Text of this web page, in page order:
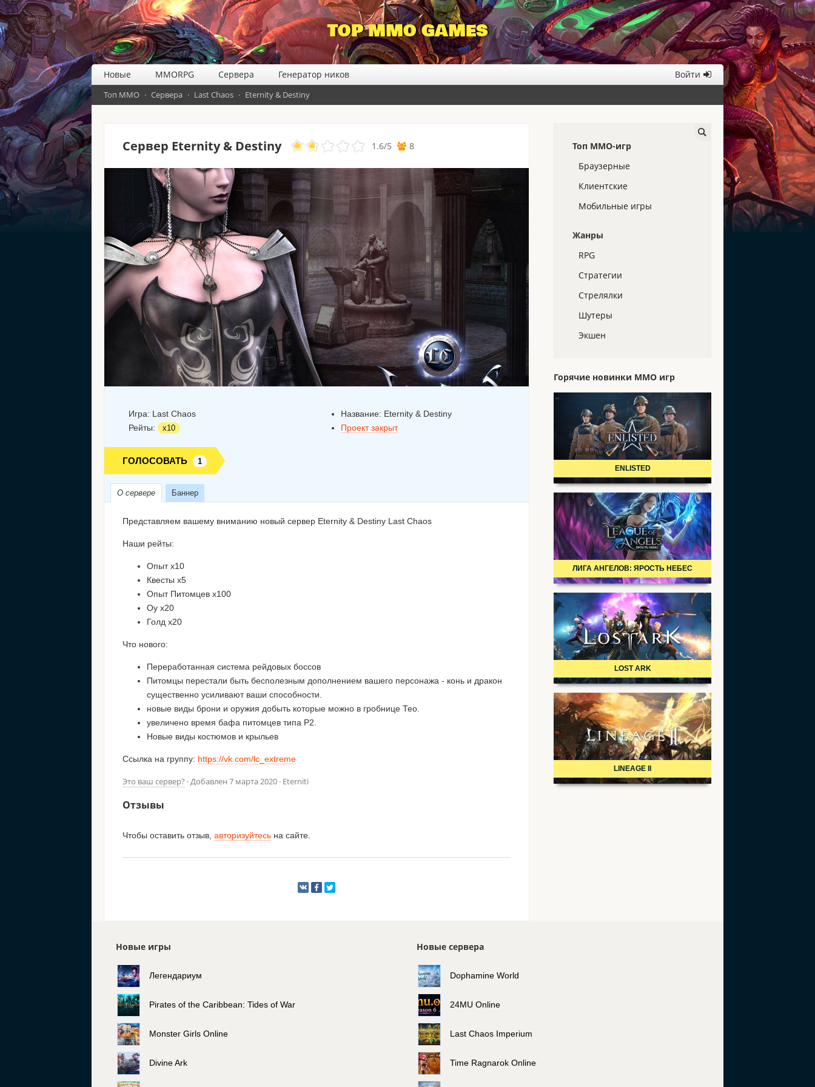
TOP MMO GAMES
Новые MMORPG Сервера Генератор ников Войти
Топ ММО · Сервера · Last Chaos · Eternity & Destiny
Сервер Eternity & Destiny 1.6/5 8
Игра: Last Chaos
Рейты:
х10
Название: Eternity & Destiny
Проект закрыт
ГОЛОСОВАТЬ 1
О сервере Баннер
Представляем вашему вниманию новый сервер Eternity & Destiny Last Chaos
Наши рейты:
Опыт х10
Квесты х5
Опыт Питомцев х100
Оу х20
Голд х20
Что нового:
Переработанная система рейдовых боссов
Питомцы перестали быть бесполезным дополнением вашего персонажа - конь и дракон
существенно усиливают ваши способности.
новые виды брони и оружия добыть которые можно в гробнице Тео.
увеличено время бафа питомцев типа Р2.
Новые виды костюмов и крыльев
Ссылка на группу: https://vk.com/lc_extreme
Это ваш сервер? · Добавлен 7 марта 2020 · Eterniti
Отзывы
Чтобы оставить отзыв, авторизуйтесь на сайте.
Топ ММО-игр
Браузерные
Клиентские
Мобильные игры
Жанры
RPG
Стратегии
Стрелялки
Шутеры
Экшен
Горячие новинки ММО игр
ENLISTED
ЛИГА АНГЕЛОВ: ЯРОСТЬ НЕБЕС
LOST ARK
LINEAGE II
Новые игры
Легендариум
Pirates of the Caribbean: Tides of War
Monster Girls Online
Divine Ark
Новые сервера
Dophamine World
24MU Online
Last Chaos Imperium
Time Ragnarok Online